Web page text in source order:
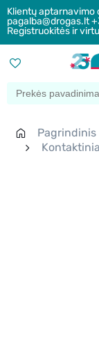
Klientų aptarnavimo
pagalba@drogas.lt
Registruokitės ir
Pagrindinis